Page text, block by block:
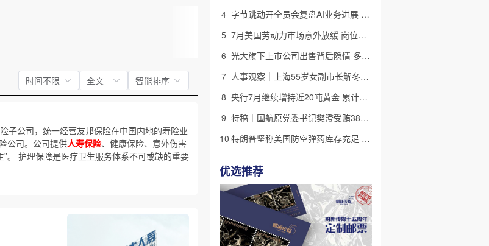
时间不限 全文 智能排序
子公司，统一经营友邦保险在中国内地的寿险业
公司。公司提供人寿保险、健康保险、意外伤害
。 护理保障是医疗卫生服务体系不可或缺的重要
4
字节跳动开全员会复盘AI业务进展 称大模型被海外竞对拉开差距
5
7月美国劳动力市场意外放缓 岗位减少2.3万个失业率降至4.1%
6
光大旗下上市公司出售背后隐情 多人卷入医疗腐败案被查
7
人事观察｜上海55岁女副市长解冬进京 候任中国侨联副主席
8
央行7月继续增持近20吨黄金 累计储备超过7600万盎司
9
特稿｜国航原党委书记樊澄受贿3847万元二审待宣判 否认大多数指控
10
特朗普坚称美国防空弹药库存充足 但不会向乌克兰提供更多
优选推荐